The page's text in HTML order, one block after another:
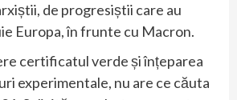
de progresiștii care au
Europa, în frunte cu Macron.
certificatul verde și înțeparea
experimentale, nu are ce căuta